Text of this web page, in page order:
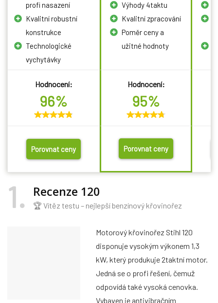
profi nasazení
Kvalitní robustní
konstrukce
Technologické
vychytávky
Výhody 4taktu
Kvalitní zpracování
Poměr ceny a
užitné hodnoty
Hodnocení:
96%
Hodnocení:
95%
Porovnat ceny Porovnat ceny
1 Recenze 120
🏆 Vítěz testu – nejlepší benzínový křovinořez
Motorový křovinořez Stihl 120
disponuje vysokým výkonem 1,3
kW, který produkuje 2taktní motor.
Jedná se o profi řešení, čemuž
odpovídá také vysoká cenovka.
Vybaven je antivibračním